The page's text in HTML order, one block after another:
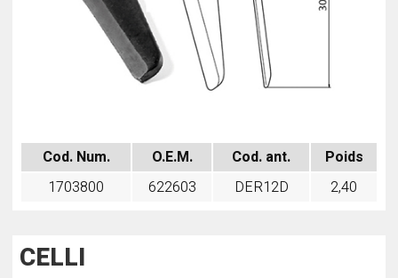
Cod. Num. O.E.M. Cod. ant.
Poids
1703800
622603 DER12D 2,40
CELLI